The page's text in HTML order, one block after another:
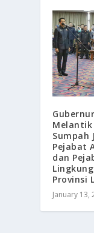
Melantik
Sumpah
Pejabat
dan
Provinsi
January 13,